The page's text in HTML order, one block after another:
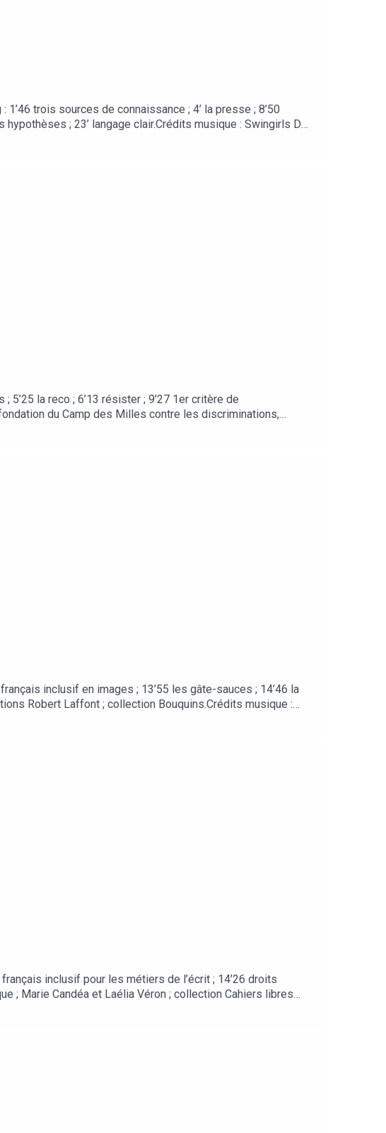
trois sources de connaissance ; 4’ la presse ; 8’50
; 23’ langage clair.Crédits musique : Swingirls Des
5’25 la reco ; 6’13 résister ; 9’27 1er critère de
fondation du Camp des Milles contre les discriminations,
Camp des Mille ; .Des ressources offertes pour vous
inclusif en images ; 13’55 les gâte-sauces ; 14’46 la
Robert Laffont ; collection Bouquins.Crédits musique :
ressources offertes pour vous accompagnerInscription à
inclusif pour les métiers de l’écrit ; 14’26 droits
; Marie Candéa et Laélia Véron ; collection Cahiers libres
télévisée WonderWoman.Des ressources offertes pour